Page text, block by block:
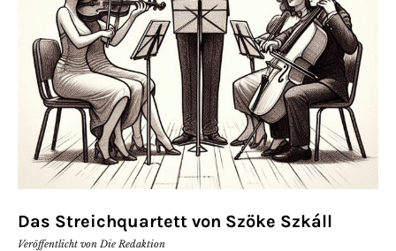
Das Streichquartett von Szöke Szkáll
Veröffentlicht von Die Redaktion